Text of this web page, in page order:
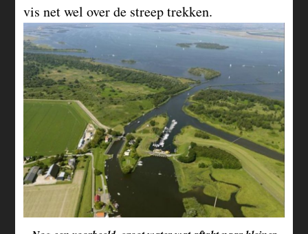
vis net wel over de streep trekken.